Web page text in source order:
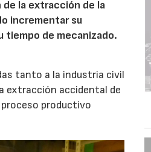
de la extracción de la
incrementar su
tiempo de mecanizado.
tanto a la industria civil
extracción accidental de
productivo